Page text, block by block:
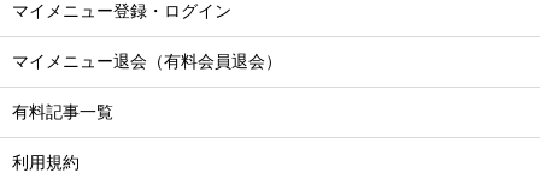
マイメニュー登録・ログイン
マイメニュー退会（有料会員退会）
有料記事一覧
利用規約